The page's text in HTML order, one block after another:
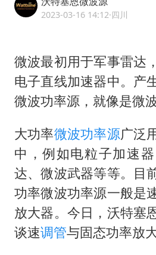
台风灿
立秋的
东方之
2023-03-16 14:12·四川
微波最初用于军事雷达
电子直线加速器中。产
微波功率源，就像是微
大功率微波功率源广泛
中，例如电粒子加速
达、微波武器等等。目
功率微波功率源一般是
放大器。今日，沃特塞
谈速调管与固态功率放